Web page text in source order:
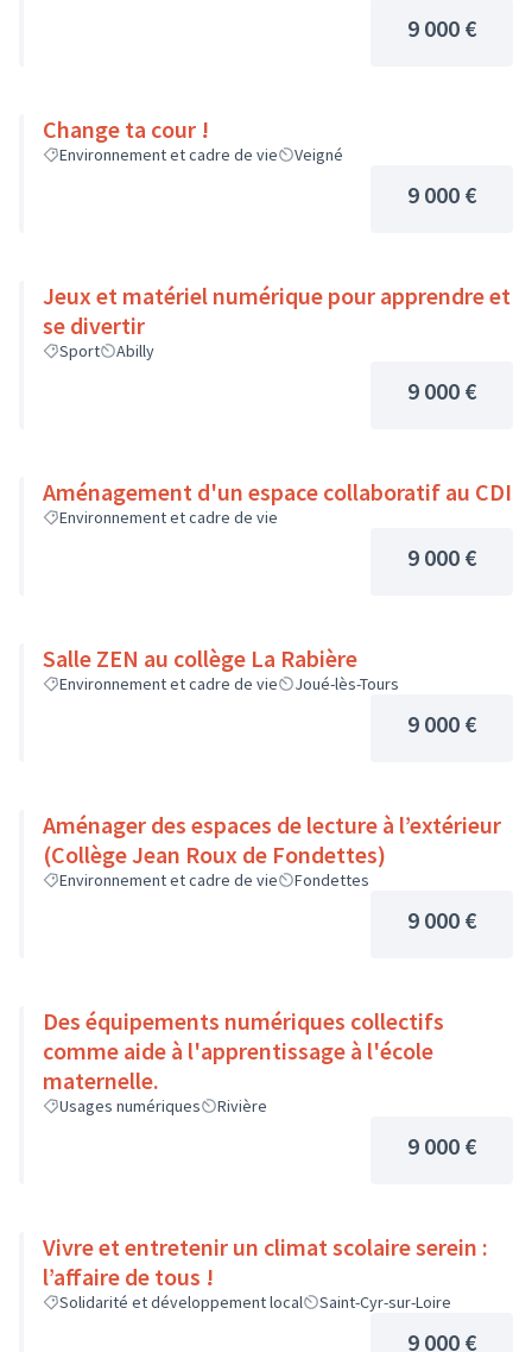
9 000 €
Change ta cour !
Environnement et cadre de vie Veigné
9 000 €
Jeux et matériel numérique pour apprendre et
se divertir
Sport Abilly
9 000 €
Aménagement d'un espace collaboratif au CDI
Environnement et cadre de vie
9 000 €
Salle ZEN au collège La Rabière
Environnement et cadre de vie Joué-lès-Tours
9 000 €
Aménager des espaces de lecture à l’extérieur
(Collège Jean Roux de Fondettes)
Environnement et cadre de vie Fondettes
9 000 €
Des équipements numériques collectifs
comme aide à l'apprentissage à l'école
maternelle.
Usages numériques Rivière
9 000 €
Vivre et entretenir un climat scolaire serein :
l’affaire de tous !
Solidarité et développement local Saint-Cyr-sur-Loire
9 000 €